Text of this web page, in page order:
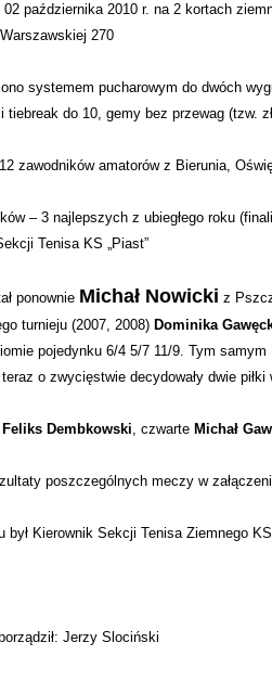
02 października 2010 r. na 2 kortach
270
systemem pucharowym do dwóch
do 10, gemy bez przewag (tzw.
zawodników amatorów z Bierunia,
– 3 najlepszych z ubiegłego roku
Tenisa KS „Piast”
ponownie Michał Nowicki z
turnieju (2007, 2008) Dominika
pojedynku 6/4 5/7 11/9. Tym samym
o zwycięstwie decydowały dwie piłki
Feliks Dembkowski, czwarte Michał
poszczególnych meczy w
był Kierownik Sekcji Tenisa Ziemnego KS
Jerzy Slociński